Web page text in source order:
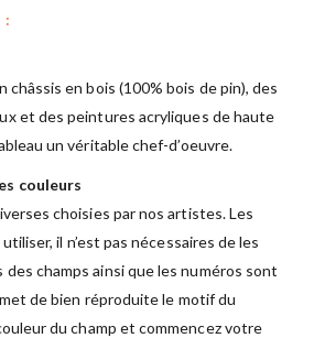
:
en bois (100% bois de pin), des
et des peintures acryliques de haute
un véritable chef-d’oeuvre.
couleurs
choisies par nos artistes. Les
il n’est pas nécessaires de les
des champs ainsi que les numéros sont
de bien réproduite le motif du
du champ et commencez votre